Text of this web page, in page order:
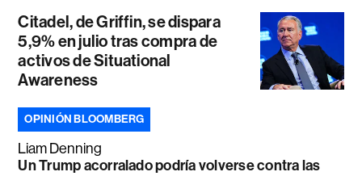
Citadel, de Griffin, se dispara
5,9% en julio tras compra de
activos de Situational
Awareness
OPINIÓN BLOOMBERG
Liam Denning
Un Trump acorralado podría volverse contra las